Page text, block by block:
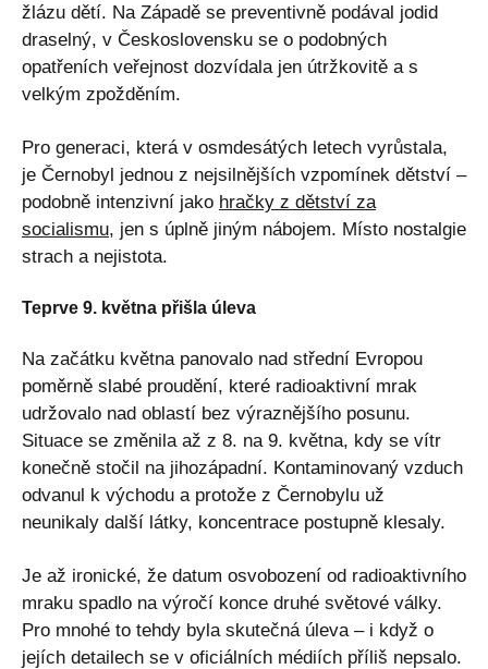
žlázu dětí. Na Západě se preventivně podával jodid
draselný, v Československu se o podobných
opatřeních veřejnost dozvídala jen útržkovitě a s
velkým zpožděním.
Pro generaci, která v osmdesátých letech vyrůstala,
je Černobyl jednou z nejsilnějších vzpomínek dětství –
podobně intenzivní jako hračky z dětství za
socialismu, jen s úplně jiným nábojem. Místo nostalgie
strach a nejistota.
Teprve 9. května přišla úleva
Na začátku května panovalo nad střední Evropou
poměrně slabé proudění, které radioaktivní mrak
udržovalo nad oblastí bez výraznějšího posunu.
Situace se změnila až z 8. na 9. května, kdy se vítr
konečně stočil na jihozápadní. Kontaminovaný vzduch
odvanul k východu a protože z Černobylu už
neunikaly další látky, koncentrace postupně klesaly.
Je až ironické, že datum osvobození od radioaktivního
mraku spadlo na výročí konce druhé světové války.
Pro mnohé to tehdy byla skutečná úleva – i když o
jejích detailech se v oficiálních médiích příliš nepsalo.